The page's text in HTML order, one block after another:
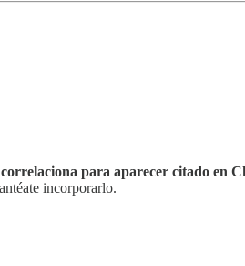
correlaciona para aparecer citado en
incorporarlo.